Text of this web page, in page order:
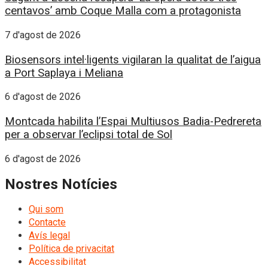
centavos’ amb Coque Malla com a protagonista
7 d'agost de 2026
Biosensors intel·ligents vigilaran la qualitat de l’aigua
a Port Saplaya i Meliana
6 d'agost de 2026
Montcada habilita l’Espai Multiusos Badia-Pedrereta
per a observar l’eclipsi total de Sol
6 d'agost de 2026
Nostres Notícies
Qui som
Contacte
Avís legal
Política de privacitat
Accessibilitat